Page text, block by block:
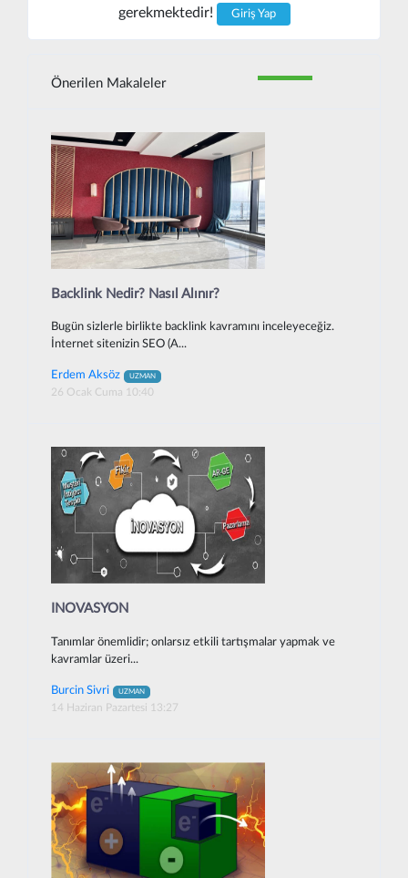
gerekmektedir!
Giriş Yap
Önerilen Makaleler
Backlink Nedir? Nasıl Alınır?
Bugün sizlerle birlikte backlink kavramını inceleyeceğiz.
İnternet sitenizin SEO (A...
Erdem Aksöz UZMAN
26 Ocak Cuma 10:40
INOVASYON
Tanımlar önemlidir; onlarsız etkili tartışmalar yapmak ve
kavramlar üzeri...
Burcin Sivri UZMAN
14 Haziran Pazartesi 13:27